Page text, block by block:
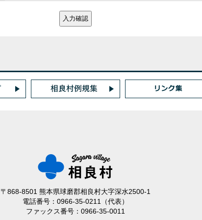
〒868-8501 熊本県球磨郡相良村大字深水2500-1
電話番号：0966-35-0211（代表）
ファックス番号：0966-35-0011